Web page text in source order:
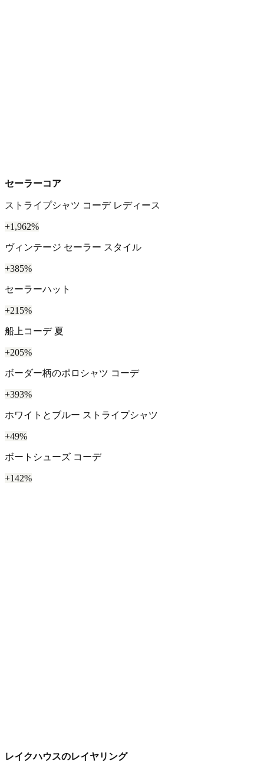
セーラーコア
ストライプシャツ コーデ レディース
+1,962%
ヴィンテージ セーラー スタイル
+385%
セーラーハット
+215%
船上コーデ 夏
+205%
ボーダー柄のポロシャツ コーデ
+393%
ホワイトとブルー ストライプシャツ
+49%
ボートシューズ コーデ
+142%
レイクハウスのレイヤリング